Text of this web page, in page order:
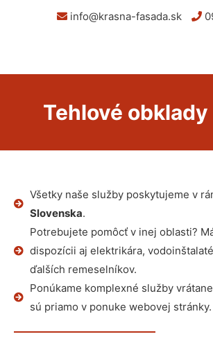
info@krasna-fasada.sk
Tehlové obklady
Všetky naše služby poskytujeme v
Slovenska.
Potrebujete pomôcť v inej oblasti?
dispozícii aj elektrikára,
ďalších remeselníkov.
Ponúkame komplexné služby
sú priamo v ponuke webovej stránky.